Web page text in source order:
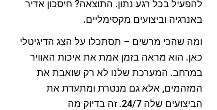
להפעיל בכל רגע נתון. התוצאה? חיסכון אדיר
באנרגיה וביצועים מקסימליים.
ומה שהכי מרשים – תסתכלו על הצג הדיגיטלי
כאן. הוא מראה בזמן אמת את איכות האוויר
במרחב. המערכת שלנו לא רק שואבת את
המזהמים, אלא גם מנטרת ומתעדת את
הביצועים שלה 24/7. זה בדיוק מה